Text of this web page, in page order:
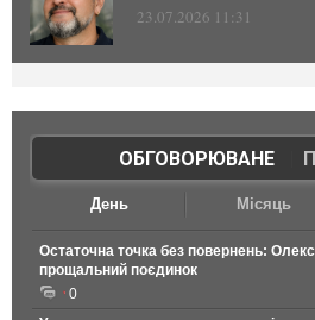
23.07.2026 11:31
ОБГОВОРЮВАНЕ|
День Місяць
Остаточна точка без повернень:
прощальний поєдинок
0